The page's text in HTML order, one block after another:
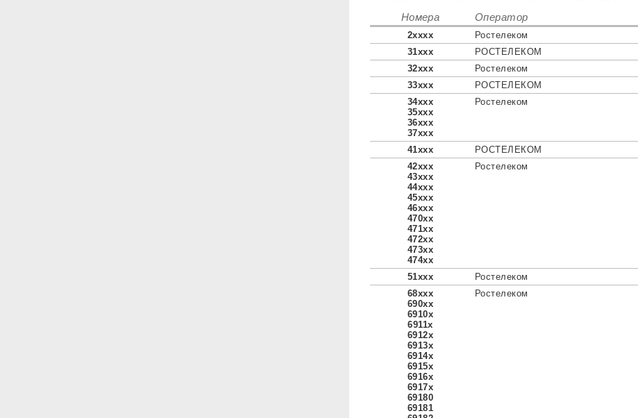
Номера Оператор
2xxxx
Ростелеком
31xxx
РОСТЕЛЕКОМ
32xxx
Ростелеком
33xxx
РОСТЕЛЕКОМ
34xxx
35xxx
36xxx
37xxx
Ростелеком
41xxx
РОСТЕЛЕКОМ
42xxx
43xxx
44xxx
45xxx
46xxx
470xx
471xx
472xx
473xx
474xx
Ростелеком
51xxx
Ростелеком
68xxx
690xx
6910x
6911x
6912x
6913x
6914x
6915x
6916x
6917x
69180
69181
Ростелеком